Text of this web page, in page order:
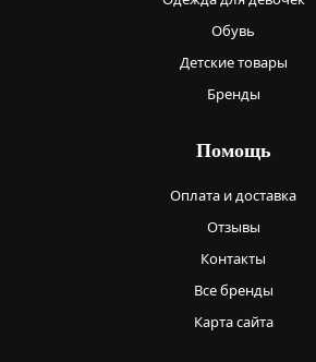
Обувь
Детские товары
Бренды
Помощь
Оплата и доставка
Отзывы
Контакты
Все бренды
Карта сайта